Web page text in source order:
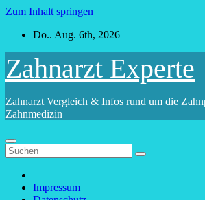
Zum Inhalt springen
Do.. Aug. 6th, 2026
Zahnarzt Experte
Zahnarzt Vergleich & Infos rund um die
Zahnmedizin
Impressum